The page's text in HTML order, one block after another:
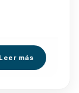
Leer más